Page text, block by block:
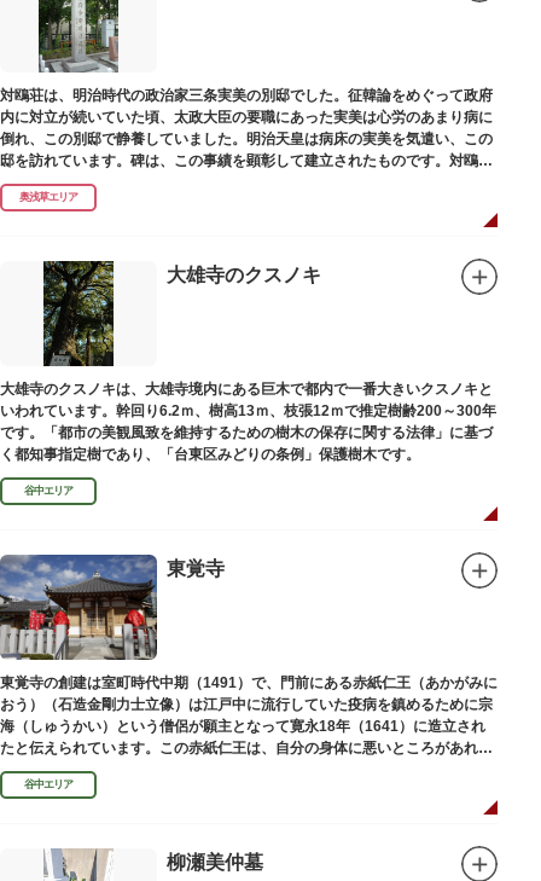
対鴎荘は、明治時代の政治家三条実美の別邸でした。征韓論をめぐって政府
内に対立が続いていた頃、太政大臣の要職にあった実美は心労のあまり病に
倒れ、この別邸で静養していました。明治天皇は病床の実美を気遣い、この
邸を訪れています。碑は、この事績を顕彰して建立されたものです。対鴎荘
は、多摩市連光寺に移築されました。
奥浅草エリア
大雄寺のクスノキ
大雄寺のクスノキは、大雄寺境内にある巨木で都内で一番大きいクスノキと
いわれています。幹回り6.2ｍ、樹高13ｍ、枝張12ｍで推定樹齢200～300年
です。「都市の美観風致を維持するための樹木の保存に関する法律」に基づ
く都知事指定樹であり、「台東区みどりの条例」保護樹木です。
谷中エリア
東覚寺
東覚寺の創建は室町時代中期（1491）で、門前にある赤紙仁王（あかがみに
おう）（石造金剛力士立像）は江戸中に流行していた疫病を鎮めるために宗
海（しゅうかい）という僧侶が願主となって寛永18年（1641）に造立され
たと伝えられています。この赤紙仁王は、自分の身体に悪いところがあれ
ば、仁王像の同じところに赤紙を貼ると病気が治ると信仰されています。
谷中エリア
柳瀬美仲墓